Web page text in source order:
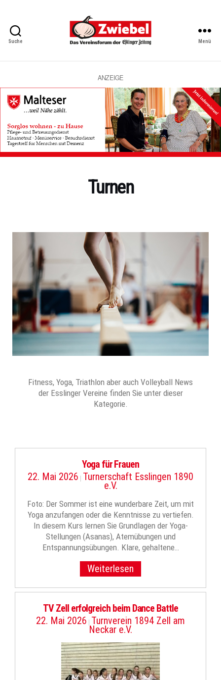
Suche
Vereinsforum
Eßlinger
Zeitung
Menü
ANZEIGE
Turnen
Fitness, Yoga, Triathlon aber auch Volleyball News
der Esslinger Vereine finden Sie unter dieser
Kategorie.
Yoga für Frauen
22. Mai 2026 | Turnerschaft Esslingen 1890
e.V.
Foto: Der Sommer ist eine wunderbare Zeit, um mit
Yoga anzufangen oder die Kenntnisse zu vertiefen.
In diesem Kurs lernen Sie Grundlagen der Yoga-
Stellungen (Asanas), Atemübungen und
Entspannungsübungen. Klare, gehaltene…
Weiterlesen
TV Zell erfolgreich beim Dance Battle
22. Mai 2026 | Turnverein 1894 Zell am
Neckar e.V.